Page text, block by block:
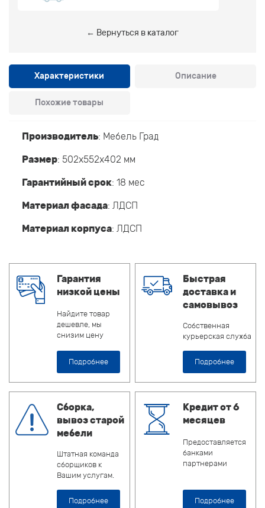
← Вернуться в каталог
Характеристики Описание
Похожие товары
Производитель: Мебель Град
Размер: 502x552x402 мм
Гарантийный срок: 18 мес
Материал фасада: ЛДСП
Материал корпуса: ЛДСП
Гарантия
низкой цены
Найдите товар
дешевле, мы
снизим цену
Подробнее
Быстрая
доставка и
самовывоз
Собственная
курьерская служба
Подробнее
Сборка,
вывоз старой
мебели
Штатная команда
сборщиков к
Вашим услугам.
Подробнее
Кредит от 6
месяцев
Предоставляется
банками
партнерами
Подробнее